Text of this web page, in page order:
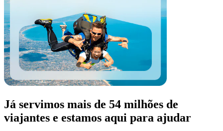
Já servimos mais de 54 milhões de
viajantes e estamos aqui para ajudar